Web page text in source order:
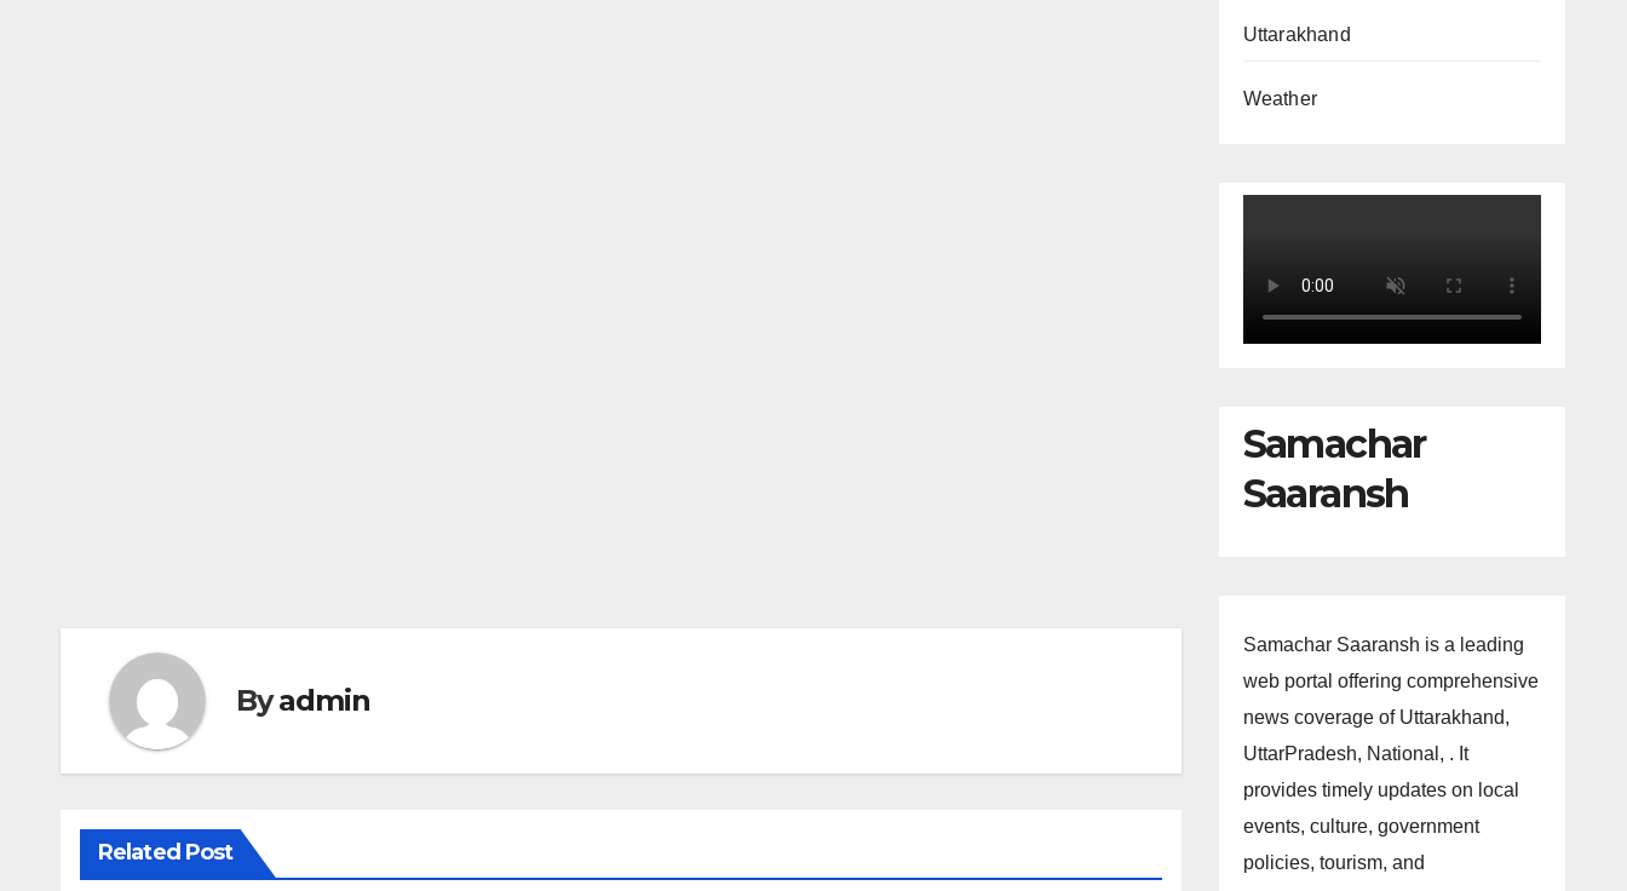
Byadmin
Related Post
Uttarakhand
Weather
Samachar
Saaransh
Samachar Saaransh is a leading
web portal offering comprehensive
news coverage of Uttarakhand,
UttarPradesh, National, . It
provides timely updates on local
events, culture, government
policies, tourism, and